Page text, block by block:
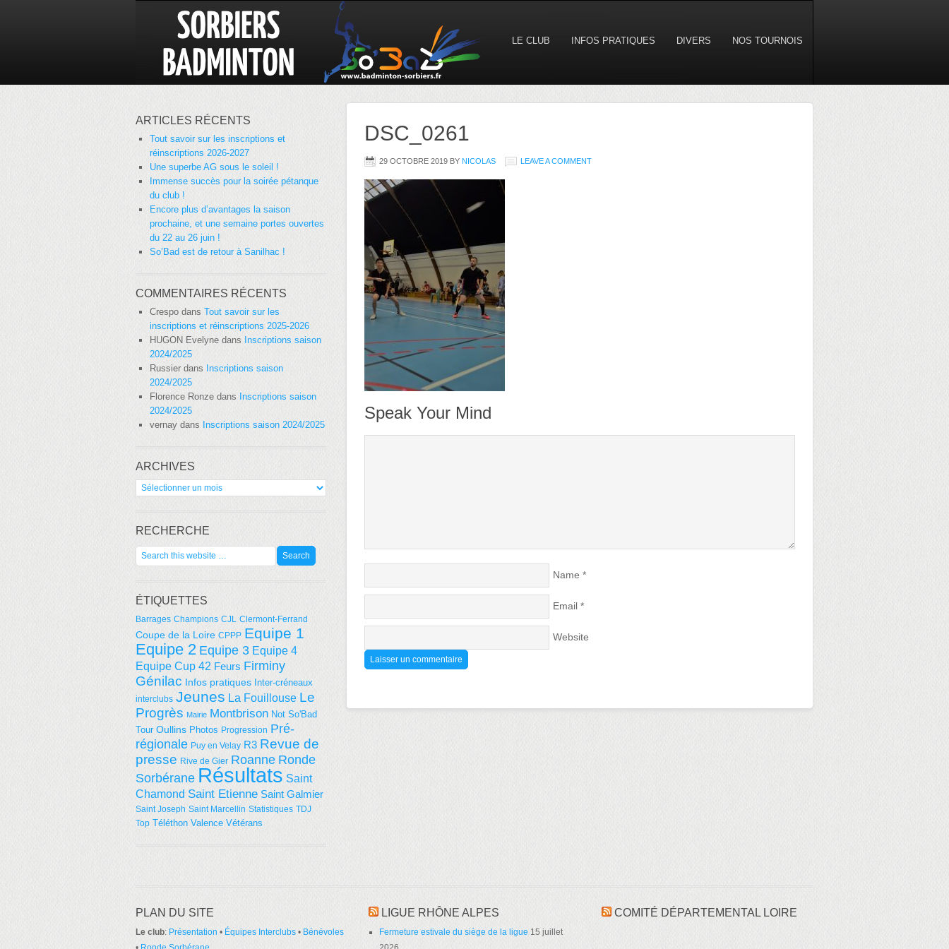
LE CLUB INFOS PRATIQUES DIVERS NOS TOURNOIS
DSC_0261
29 OCTOBRE 2019 BY NICOLAS LEAVE A COMMENT
Speak Your Mind
Name *
Email *
Website
ARTICLES RÉCENTS
Tout savoir sur les inscriptions et
réinscriptions 2026-2027
Une superbe AG sous le soleil !
Immense succès pour la soirée pétanque
du club !
Encore plus d’avantages la saison
prochaine, et une semaine portes ouvertes
du 22 au 26 juin !
So’Bad est de retour à Sanilhac !
COMMENTAIRES RÉCENTS
Crespo dans Tout savoir sur les
inscriptions et réinscriptions 2025-2026
HUGON Evelyne dans
Inscriptions saison
2024/2025
Russier dans Inscriptions saison
2024/2025
Florence Ronze dans Inscriptions saison
2024/2025
vernay dans Inscriptions saison 2024/2025
ARCHIVES
Archives
RECHERCHE
ÉTIQUETTES
Barrages Champions CJL Clermont-Ferrand
Coupe de la Loire CPPP Equipe 1
Equipe 2 Equipe 3 Equipe 4
Equipe Cup 42 Feurs Firminy
Génilac Infos pratiques Inter-créneaux
interclubs Jeunes La Fouillouse Le
Progrès Mairie Montbrison Not So'Bad
Tour Oullins Photos Progression Pré-
régionale Puy en Velay R3 Revue de
presse Rive de Gier Roanne Ronde
Sorbérane Résultats Saint
Chamond Saint Etienne Saint Galmier
Saint Joseph Saint Marcellin Statistiques TDJ
Top Téléthon Valence Vétérans
PLAN DU SITE
Le club: Présentation • Équipes Interclubs • Bénévoles
LIGUE RHÔNE ALPES
Fermeture estivale du siège de la ligue 15 juillet
COMITÉ DÉPARTEMENTAL LOIRE